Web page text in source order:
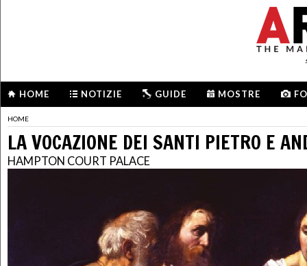
HOME NOTIZIE GUIDE MOSTRE
HOME
LA VOCAZIONE DEI SANTI PIETRO E
HAMPTON COURT PALACE